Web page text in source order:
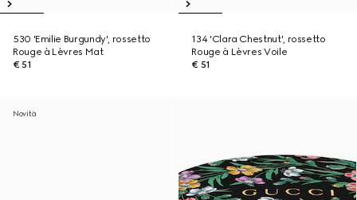
530 'Emilie Burgundy', rossetto
Rouge à Lèvres Mat
€ 51
134 'Clara Chestnut', rossetto
Rouge à Lèvres Voile
€ 51
Novità